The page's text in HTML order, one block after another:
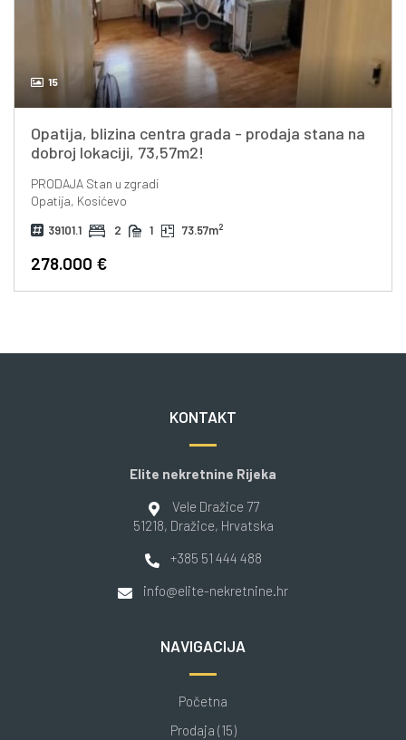
15
Opatija, blizina centra grada - prodaja stana na
dobroj lokaciji, 73,57m2!
PRODAJAStan u zgradi
Opatija, Kosićevo
39101.1 2 1 73.57m2
278.000 €
KONTAKT
Elite nekretnine Rijeka
Vele Dražice 77
51218, Dražice, Hrvatska
+385 51 444 488
info@elite-nekretnine.hr
NAVIGACIJA
Početna
Prodaja (15)